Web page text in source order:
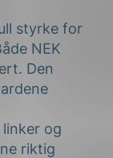
styrke for
NEK
Den
og
riktig